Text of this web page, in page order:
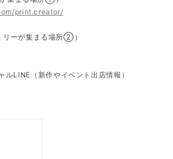
print.creator/
ーが集まる場所②）
LINE（新作やイベント出店情報）